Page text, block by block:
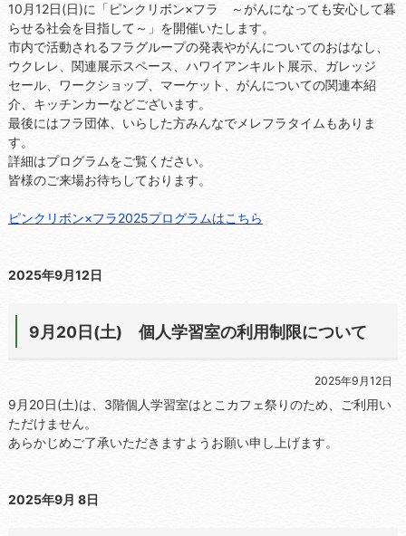
10月12日(日)に「ピンクリボン×フラ ～がんになっても安心して暮
らせる社会を目指して～」を開催いたします。
市内で活動されるフラグループの発表やがんについてのおはなし、
ウクレレ、関連展示スペース、ハワイアンキルト展示、ガレッジ
セール、ワークショップ、マーケット、がんについての関連本紹
介、キッチンカーなどございます。
最後にはフラ団体、いらした方みんなでメレフラタイムもありま
す。
詳細はプログラムをご覧ください。
皆様のご来場お待ちしております。
ピンクリボン×フラ2025プログラムはこちら
2025年9月12日
9月20日(土) 個人学習室の利用制限について
2025年9月12日
9月20日(土)は、3階個人学習室はとこカフェ祭りのため、ご利用い
ただけません。
あらかじめご了承いただきますようお願い申し上げます。
2025年9月 8日